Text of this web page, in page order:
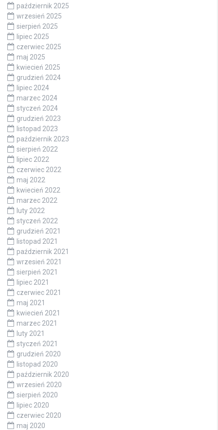
październik 2025
wrzesień 2025
sierpień 2025
lipiec 2025
czerwiec 2025
maj 2025
kwiecień 2025
grudzień 2024
lipiec 2024
marzec 2024
styczeń 2024
grudzień 2023
listopad 2023
październik 2023
sierpień 2022
lipiec 2022
czerwiec 2022
maj 2022
kwiecień 2022
marzec 2022
luty 2022
styczeń 2022
grudzień 2021
listopad 2021
październik 2021
wrzesień 2021
sierpień 2021
lipiec 2021
czerwiec 2021
maj 2021
kwiecień 2021
marzec 2021
luty 2021
styczeń 2021
grudzień 2020
listopad 2020
październik 2020
wrzesień 2020
sierpień 2020
lipiec 2020
czerwiec 2020
maj 2020